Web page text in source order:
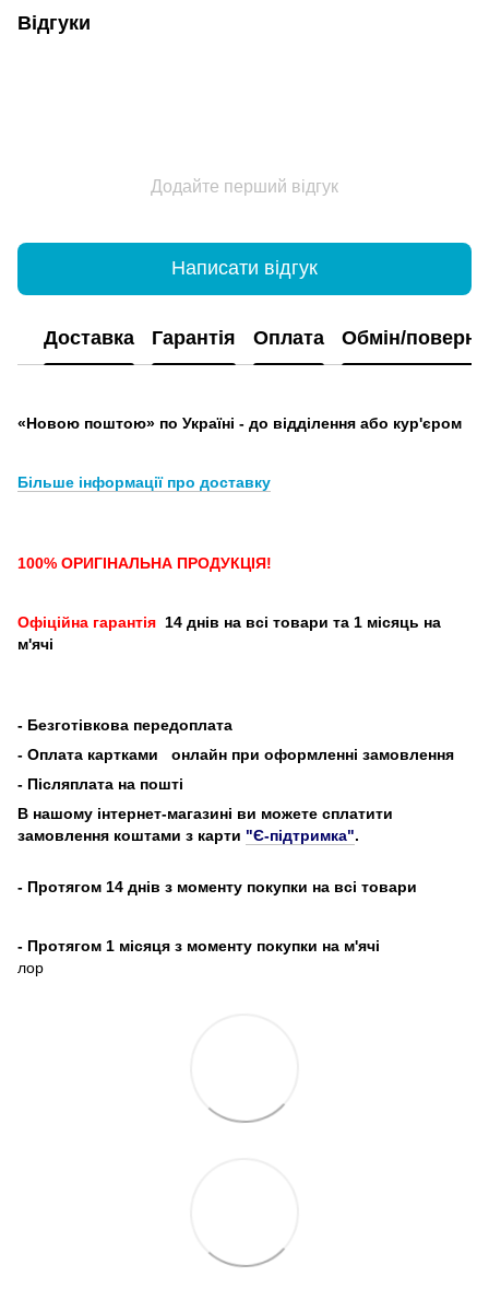
Відгуки
Додайте перший відгук
Написати відгук
Доставка Гарантія Оплата Обмін/
«Новою поштою» по Україні - до відділення або кур'єром
Більше інформації про доставку
100% ОРИГІНАЛЬНА ПРОДУКЦІЯ!
Офіційна гарантія 14 днів на всі товари та 1 місяць на
м'ячі
- Безготівкова передоплата
- Оплата картками
онлайн при оформленні замовлення
- Післяплата на пошті
В нашому інтернет-магазині ви можете сплатити
замовлення коштами з карти "Є-підтримка".
- Протягом 14 днів з моменту покупки на всі товари
- Протягом 1 місяця з моменту покупки на м'ячі
лор